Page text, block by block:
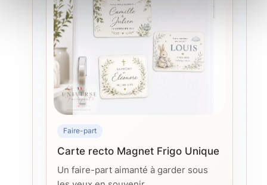
Faire-part
Carte recto Magnet Frigo Unique
Un faire-part aimanté à garder sous